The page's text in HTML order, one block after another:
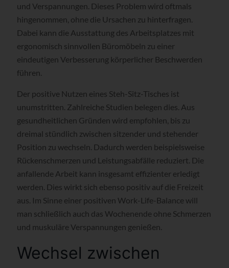
und Verspannungen. Dieses Problem wird oftmals
hingenommen, ohne die Ursachen zu hinterfragen.
Dabei kann die Ausstattung des Arbeitsplatzes mit
ergonomisch sinnvollen Büromöbeln zu einer
eindeutigen Verbesserung körperlicher Beschwerden
führen.
Der positive Nutzen eines Steh-Sitz-Tisches ist
unumstritten. Zahlreiche Studien belegen dies. Aus
gesundheitlichen Gründen wird empfohlen, bis zu
dreimal stündlich zwischen sitzender und stehender
Position zu wechseln. Dadurch werden beispielsweise
Rückenschmerzen und Leistungsabfälle reduziert. Die
anfallende Arbeit kann insgesamt effizienter erledigt
werden. Dies wirkt sich ebenso positiv auf die Freizeit
aus. Im Sinne einer positiven Work-Life-Balance will
man schließlich auch das Wochenende ohne Schmerzen
und muskuläre Verspannungen genießen.
Wechsel zwischen